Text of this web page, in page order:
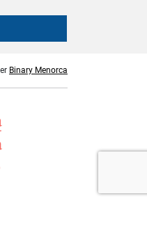
Binary Menorca